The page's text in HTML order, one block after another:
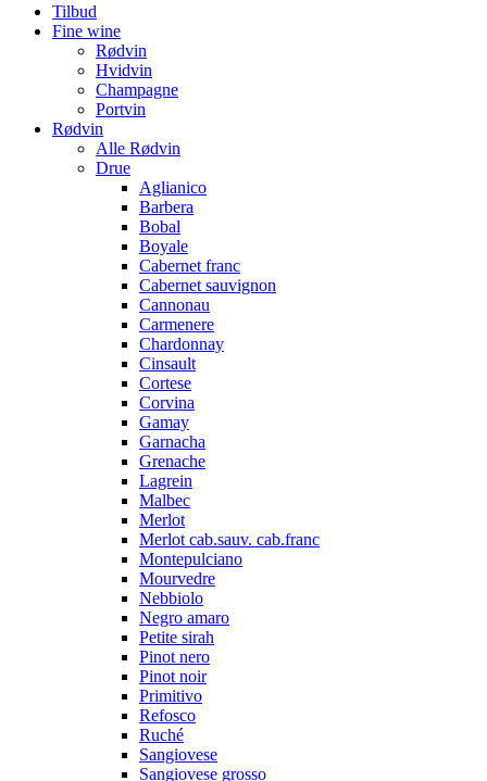
Tilbud
Fine wine
Rødvin
Hvidvin
Champagne
Portvin
Rødvin
Alle Rødvin
Drue
Aglianico
Barbera
Bobal
Boyale
Cabernet franc
Cabernet sauvignon
Cannonau
Carmenere
Chardonnay
Cinsault
Cortese
Corvina
Gamay
Garnacha
Grenache
Lagrein
Malbec
Merlot
Merlot cab.sauv. cab.franc
Montepulciano
Mourvedre
Nebbiolo
Negro amaro
Petite sirah
Pinot nero
Pinot noir
Primitivo
Refosco
Ruché
Sangiovese
Sangiovese grosso